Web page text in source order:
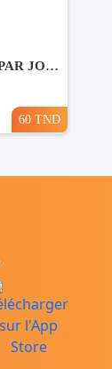
OFFRE FEMME DE MENAGE PAR JOUR A khaznadar
60 TND